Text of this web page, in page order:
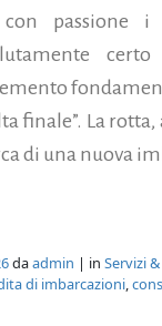
con passione
finale”. La
di una nuova
daadmin | in Servizi
di imbarcazioni,